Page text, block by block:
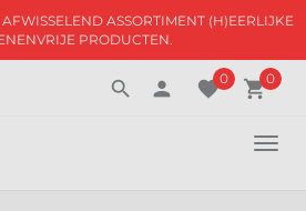
ASSORTIMENT (H)EERLIJKE
PRODUCTEN.
local_grocery_store0
favorite0
search person